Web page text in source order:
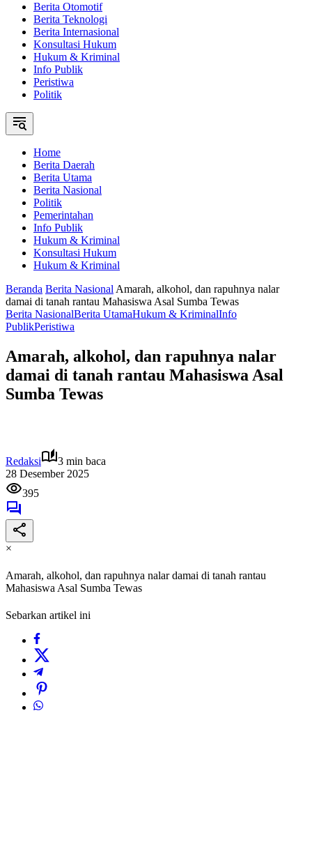
Berita Otomotif
Berita Teknologi
Berita Internasional
Konsultasi Hukum
Hukum & Kriminal
Info Publik
Peristiwa
Politik
Home
Berita Daerah
Berita Utama
Berita Nasional
Politik
Pemerintahan
Info Publik
Hukum & Kriminal
Konsultasi Hukum
Hukum & Kriminal
Beranda Berita Nasional Amarah, alkohol, dan rapuhnya nalar
damai di tanah rantau Mahasiswa Asal Sumba Tewas
Berita NasionalBerita UtamaHukum & KriminalInfo
PublikPeristiwa
Amarah, alkohol, dan rapuhnya nalar
damai di tanah rantau Mahasiswa Asal
Sumba Tewas
Redaksi
3 min baca
28 Desember 2025
395
×
Amarah, alkohol, dan rapuhnya nalar damai di tanah rantau
Mahasiswa Asal Sumba Tewas
Sebarkan artikel ini